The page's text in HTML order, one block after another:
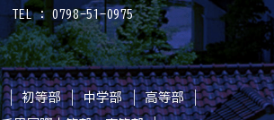
TEL : 0798-51-0975
初等部 中学部
高等部